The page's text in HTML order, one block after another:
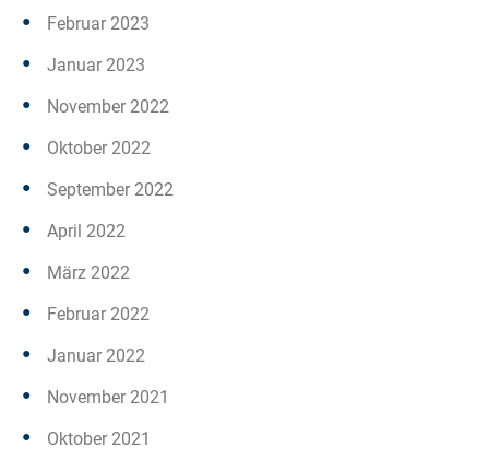
Februar 2023
Januar 2023
November 2022
Oktober 2022
September 2022
April 2022
März 2022
Februar 2022
Januar 2022
November 2021
Oktober 2021